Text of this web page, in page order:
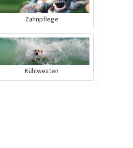
Zahnpflege
Kühlwesten